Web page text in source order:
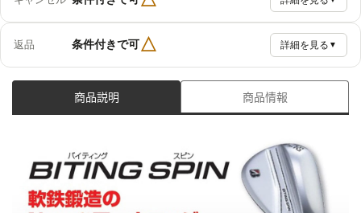
返品 条件付きで可△ 詳細を見る ▼
商品説明 商品情報